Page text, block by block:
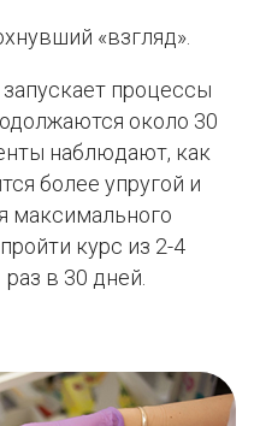
«взгляд».
процессы
около 30
наблюдают, как
более упругой и
максимального
курс из 2-4
в 30 дней.